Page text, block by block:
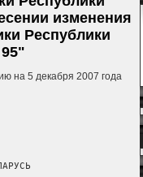
изменения
Республики
на 5 декабря 2007 года